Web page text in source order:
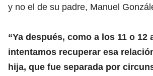
y no el de su padre, Manuel
“Ya después, como a los 11 o 12
intentamos recuperar esa
hija, que fue separada por